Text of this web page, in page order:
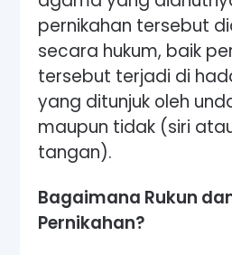
pernikahan tersebut
secara hukum, baik
tersebut terjadi di
yang ditunjuk oleh
maupun tidak (siri
tangan).
Bagaimana Rukun
Pernikahan?